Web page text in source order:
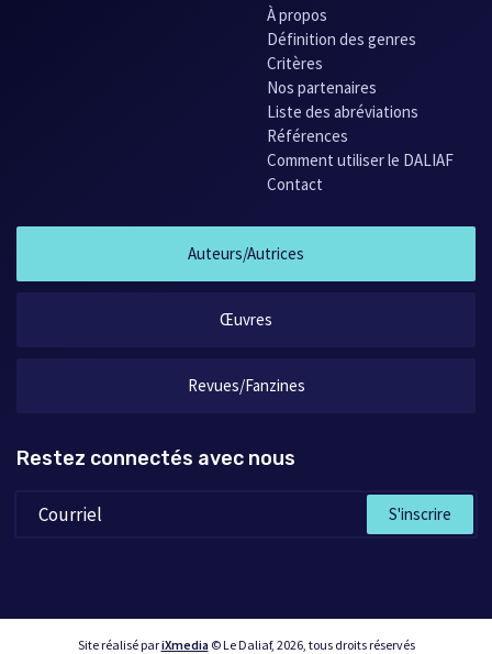
À propos
Définition des genres
Critères
Nos partenaires
Liste des abréviations
Références
Comment utiliser le DALIAF
Contact
Auteurs/Autrices
Œuvres
Revues/Fanzines
Restez connectés avec nous
S'inscrire
Site réalisé pariXmedia© Le Daliaf, 2026, tous droits réservés